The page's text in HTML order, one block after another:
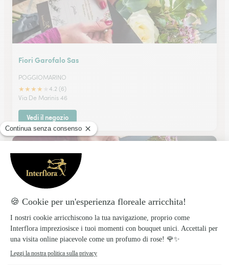
Fiori Garofalo Sas
POGGIOMARINO
★★★★
4.2 (6)
Via De Marinis 46
Vedi il negozio
Flora Napoli Garden Srl
CASORIA
★★★★★4.4 (9)